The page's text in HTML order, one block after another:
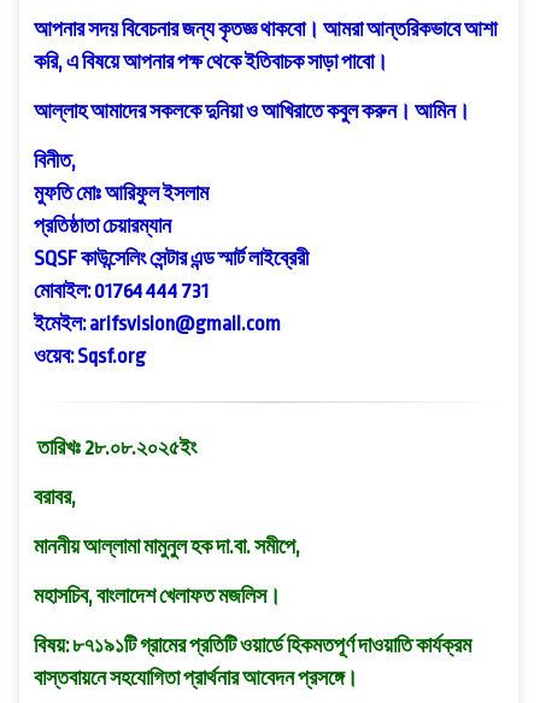
আপনার সদয় বিবেচনার জন্য কৃতজ্ঞ থাকবো। আমরা আন্তরিকভাবে আশা
করি, এ বিষয়ে আপনার পক্ষ থেকে ইতিবাচক সাড়া পাবো।
আল্লাহ আমাদের সকলকে দুনিয়া ও আখিরাতে কবুল করুন। আমিন।
বিনীত,
মুফতি মোঃ আরিফুল ইসলাম
প্রতিষ্ঠাতা চেয়ারম্যান
SQSF কাউন্সেলিং সেন্টার এন্ড স্মার্ট লাইব্রেরী
মোবাইল: 01764 444 731
ইমেইল: arifsvision@gmail.com
ওয়েব: Sqsf.org
তারিখঃ 2৮.০৮.২০২৫ইং
বরাবর,
মাননীয় আল্লামা মামুনুল হক দা.বা. সমীপে,
মহাসচিব, বাংলাদেশ খেলাফত মজলিস।
বিষয়: ৮৭১৯১টি গ্রামের প্রতিটি ওয়ার্ডে হিকমতপূর্ণ দাওয়াতি কার্যক্রম
বাস্তবায়নে সহযোগিতা প্রার্থনার আবেদন প্রসঙ্গে।